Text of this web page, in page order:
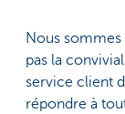
Nous sommes
pas la
service client
répondre à